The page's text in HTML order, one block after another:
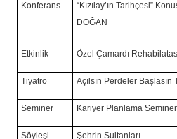
Konferans
“Kızılay’ın Tarihçesi”
DOĞAN
Etkinlik Özel Çamardı
Tiyatro Açılsın Perdeler Başlasın
Seminer Kariyer Planlama
Söyleşi Şehrin Sultanları